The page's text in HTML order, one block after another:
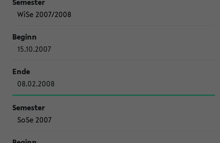
WiSe 2007/2008
15.10.2007
08.02.2008
SoSe 2007